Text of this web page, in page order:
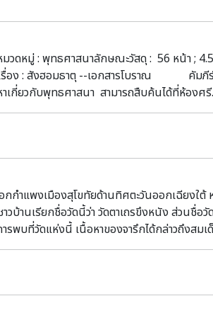
มวดหมู่ : พุทธศาสนาลักษณะวัสดุ : 56 หน้า ;
วเรื่อง : สังฮอมธาตุ --เอกสารโบราณ คัมภี
ยวกับพุทธศาสนา สามารถสืบค้นได้ที่ห้องศรี
ชินีนาถ นครพนม
แพงเมืองสุโขทัยด้านทิศตะวันออกเฉียงใต้
านเรียกชื่อวัดนี้ว่า วัดตาเถรขึงหนัง ส่วนชื่อวั
พบที่วัดแห่งนี้ เนื้อหาของจารึกได้กล่าวถึงสมเ
) ได้อาราธนาพระเถระสำคัญองค์หนึ่งนามว่า
ราชชนนีศรีธรรมราชมาดา มหาดิลกรัตนรา